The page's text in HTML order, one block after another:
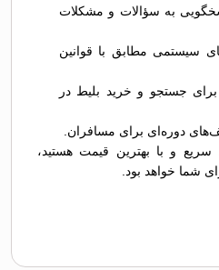
برای پاسخگویی به سؤالات و مشکلات
سیستمی مطابق با قوانین
جستجو و خرید بلیط در
دوره‌ای برای مسافران.
سریع و با بهترین قیمت هستید،
شما خواهد بود.